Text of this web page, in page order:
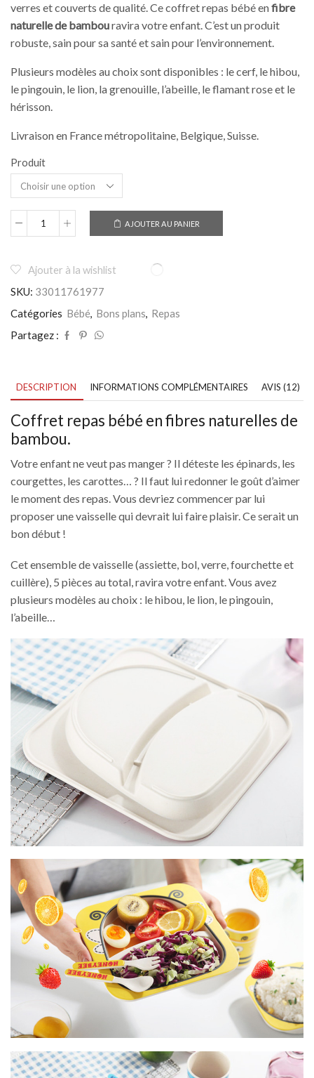
verres et couverts de qualité. Ce coffret repas bébé enfibre
naturelle de bambouravira votre enfant. C’est un produit
robuste, sain pour sa santé et sain pour l’environnement.
Plusieurs modèles au choix sont disponibles : le cerf, le hibou,
le pingouin, le lion, la grenouille, l’abeille, le flamant rose et le
hérisson.
Livraison en France métropolitaine, Belgique, Suisse.
Produit
quantité
repas
en
naturel
Lot
AJOUTER AU PANIER
Ajouter à la wishlist
SKU: 33011761977
Catégories Bébé, Bons plans, Repas
Partagez :
DESCRIPTION INFORMATIONS COMPLÉMENTAIRES AVIS (12)
Coffret repas bébé en fibres naturelles de
bambou.
Votre enfant ne veut pas manger ? Il déteste les épinards, les
courgettes, les carottes… ? Il faut lui redonner le goût d’aimer
le moment des repas. Vous devriez commencer par lui
proposer une vaisselle qui devrait lui faire plaisir. Ce serait un
bon début !
Cet ensemble de vaisselle (assiette, bol, verre, fourchette et
cuillère), 5 pièces au total, ravira votre enfant. Vous avez
plusieurs modèles au choix : le hibou, le lion, le pingouin,
l’abeille…